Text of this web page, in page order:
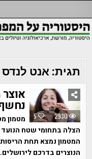
to
content
תגית:אנט לנדס
5 2930
מטמון
המטמון נמצא תחת
הנוצרים בדרכם